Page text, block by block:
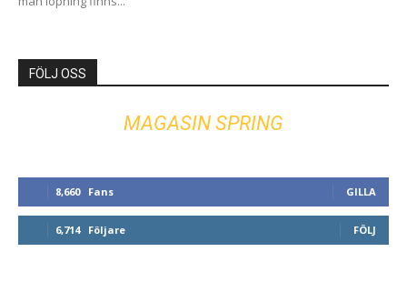
FÖLJ OSS
MAGASIN SPRING
8,660 Fans GILLA
6,714 Följare FÖLJ